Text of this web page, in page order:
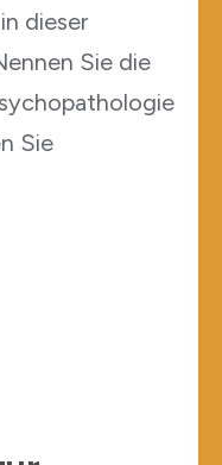
dieser
Sie die
Sie